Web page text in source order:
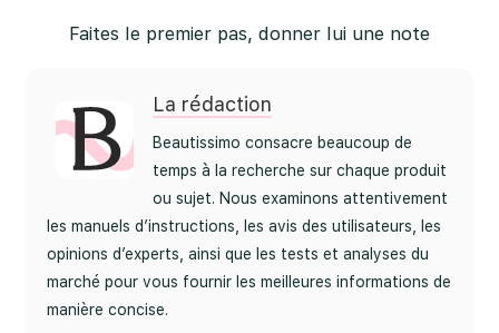
Faites le premier pas, donner lui une note
La rédaction
Beautissimo consacre beaucoup de
temps à la recherche sur chaque produit
ou sujet. Nous examinons attentivement
les manuels d’instructions, les avis des utilisateurs, les
opinions d’experts, ainsi que les tests et analyses du
marché pour vous fournir les meilleures informations de
manière concise.